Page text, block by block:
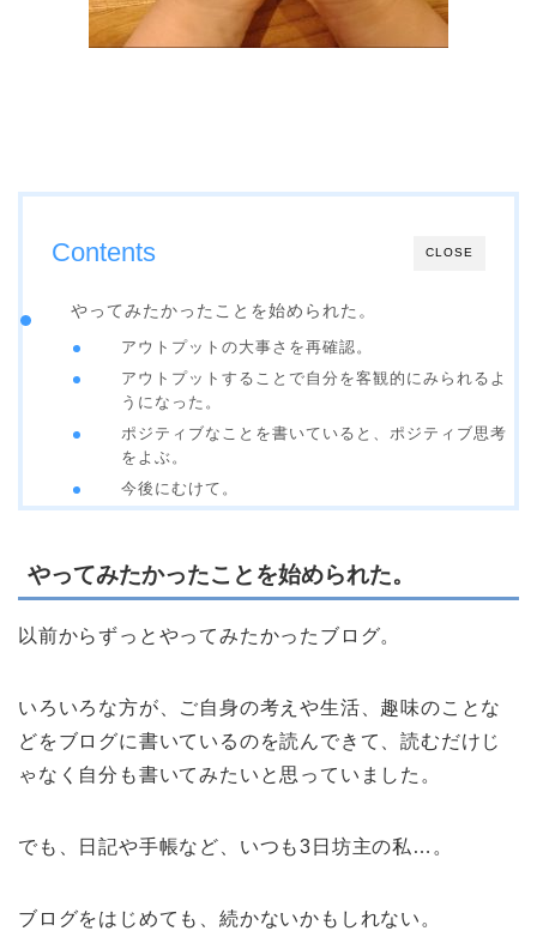
CLOSE
Contents
やってみたかったことを始められた。
アウトプットの大事さを再確認。
アウトプットすることで自分を客観的にみられるよ
うになった。
ポジティブなことを書いていると、ポジティブ思考
をよぶ。
今後にむけて。
やってみたかったことを始められた。
以前からずっとやってみたかったブログ。
いろいろな方が、ご自身の考えや生活、趣味のことな
どをブログに書いているのを読んできて、読むだけじ
ゃなく自分も書いてみたいと思っていました。
でも、日記や手帳など、いつも3日坊主の私…。
ブログをはじめても、続かないかもしれない。